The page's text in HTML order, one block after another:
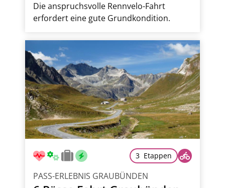
Die anspruchsvolle Rennvelo-Fahrt
erfordert eine gute Grundkondition.
3 Etappen
PASS-ERLEBNIS GRAUBÜNDEN